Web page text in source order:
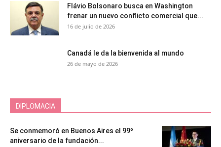
Flávio Bolsonaro busca en Washington
frenar un nuevo conflicto comercial que...
16 de julio de 2026
Canadá le da la bienvenida al mundo
26 de mayo de 2026
DIPLOMACIA
Se conmemoró en Buenos Aires el 99º
aniversario de la fundación...